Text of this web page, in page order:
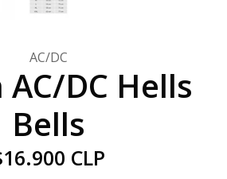
AC/DC
DC Hells
Bells
CLP